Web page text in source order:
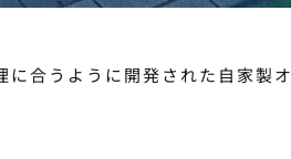
合うように開発された自家製オ